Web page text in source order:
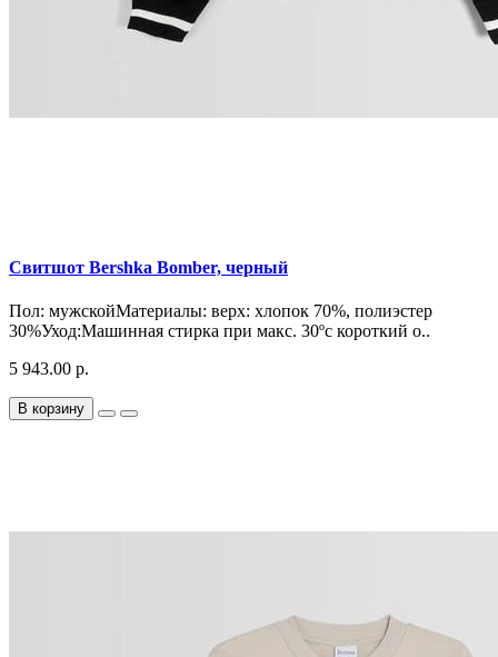
Свитшот Bershka Bomber, черный
Пол: мужскойМатериалы: верх: хлопок 70%, полиэстер
30%Уход:Машинная стирка при макс. 30ºc короткий о..
5 943.00 р.
В корзину